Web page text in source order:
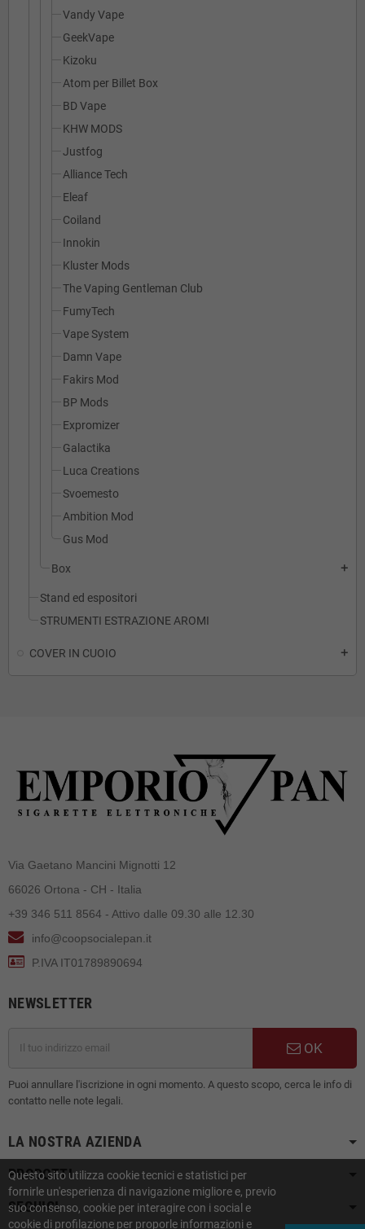
Vandy Vape
GeekVape
Kizoku
Atom per Billet Box
BD Vape
KHW MODS
Justfog
Alliance Tech
Eleaf
Coiland
Innokin
Kluster Mods
The Vaping Gentleman Club
FumyTech
Vape System
Damn Vape
Fakirs Mod
BP Mods
Expromizer
Galactika
Luca Creations
Svoemesto
Ambition Mod
Gus Mod
Box add
Stand ed espositori
STRUMENTI ESTRAZIONE AROMI
COVER IN CUOIO add
Via Gaetano Mancini Mignotti 12
66026 Ortona - CH - Italia
+39 346 511 8564 - Attivo dalle 09.30 alle 12.30
info@coopsocialepan.it
P.IVA IT01789890694
NEWSLETTER
OK
Puoi annullare l'iscrizione in ogni momento. A questo scopo, cerca le info di
contatto nelle note legali.
LA NOSTRA AZIENDA
PRODOTTI
SEGUICI
Questo sito utilizza cookie tecnici e statistici per
fornirle un'esperienza di navigazione migliore e, previo
suo consenso, cookie per interagire con i social e
cookie di profilazione per proporle informazioni e